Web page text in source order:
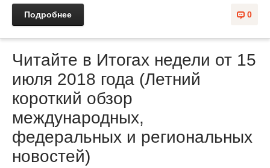
0
Подробнее
Читайте в Итогах недели от 15
июля 2018 года (Летний
короткий обзор
международных,
федеральных и региональных
новостей)